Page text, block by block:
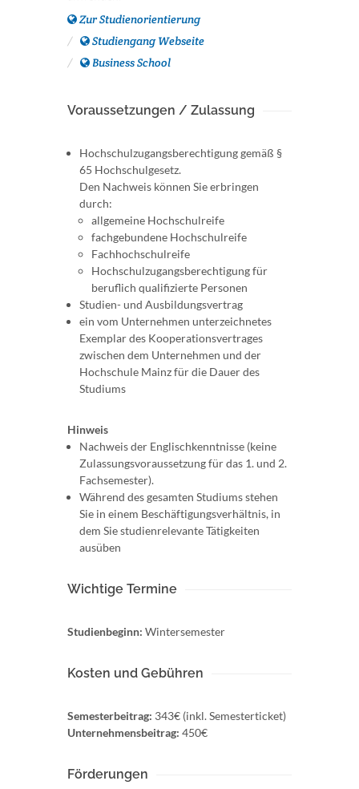
Zur Studienorientierung
Studiengang Webseite
Business School
Voraussetzungen / Zulassung
Hochschulzugangsberechtigung gemäß §
65 Hochschulgesetz.
Den Nachweis können Sie erbringen
durch:
allgemeine Hochschulreife
fachgebundene Hochschulreife
Fachhochschulreife
Hochschulzugangsberechtigung für
beruflich qualifizierte Personen
Studien- und Ausbildungsvertrag
ein vom Unternehmen unterzeichnetes
Exemplar des Kooperationsvertrages
zwischen dem Unternehmen und der
Hochschule Mainz für die Dauer des
Studiums
Hinweis
Nachweis der Englischkenntnisse (keine
Zulassungsvoraussetzung für das 1. und 2.
Fachsemester).
Während des gesamten Studiums stehen
Sie in einem Beschäftigungsverhältnis, in
dem Sie studienrelevante Tätigkeiten
ausüben
Wichtige Termine
Studienbeginn: Wintersemester
Kosten und Gebühren
Semesterbeitrag: 343€ (inkl. Semesterticket)
Unternehmensbeitrag: 450€
Förderungen